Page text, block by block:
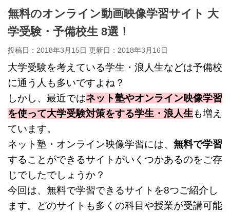
無料のオンライン動画映像学習サイト 大
学受験・予備校生 8選！
投稿日：2018年3月15日 更新日： 2018年3月16日
大学受験を考えている学生・浪人生などは予備校
に通う人も多いですよね？
しかし、最近ではネット塾やオンライン映像学習
を使って大学受験対策をする学生・浪人生も増え
ています。
ネット塾・オンライン映像学習には、 無料で学習
することができるサイトがいくつかあるのをご存
じでしたでしょうか？
今回は、無料で学習できるサイトを8つご紹介し
ます。どのサイトも多くの科目や授業が受講可能